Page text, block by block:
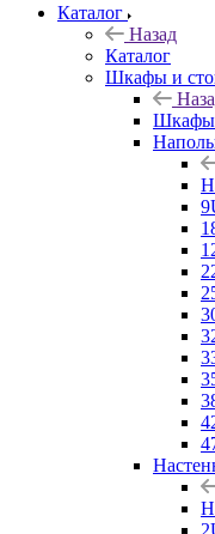
Каталог
Назад
Каталог
Шкафы и
Шкафы